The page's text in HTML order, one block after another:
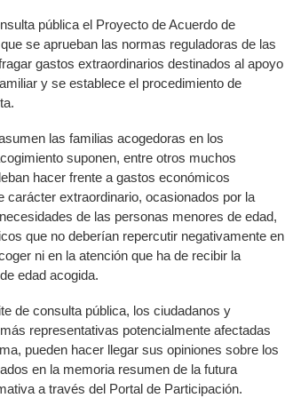
pública el Proyecto de Acuerdo de
se aprueban las normas reguladoras de las
gastos extraordinarios destinados al apoyo
y se establece el procedimiento de
las familias acogedoras en los
suponen, entre otros muchos
hacer frente a gastos económicos
carácter extraordinario, ocasionados por la
de las personas menores de edad,
que no deberían repercutir negativamente en
ni en la atención que ha de recibir la
edad acogida.
de consulta pública, los ciudadanos y
representativas potencialmente afectadas
pueden hacer llegar sus opiniones sobre los
en la memoria resumen de la futura
a través del Portal de Participación.